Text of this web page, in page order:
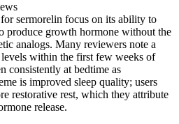
sermorelin focus on its ability to
produce growth hormone without the
analogs. Many reviewers note a
within the first few weeks of
consistently at bedtime as
is improved sleep quality; users
restorative rest, which they attribute
release.